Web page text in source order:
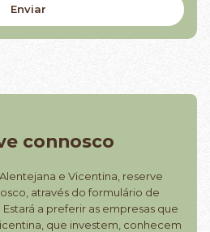
connosco
e Vicentina, reserve
através do formulário de
a preferir as empresas que
que investem, conhecem